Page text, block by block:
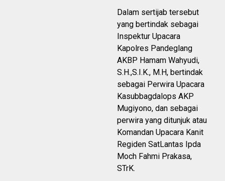
Dalam sertijab tersebut
yang bertindak sebagai
Inspektur Upacara
Kapolres Pandeglang
AKBP Hamam Wahyudi,
S.H.,S.I.K., M.H, bertindak
sebagai Perwira Upacara
Kasubbagdalops AKP
Mugiyono, dan sebagai
perwira yang ditunjuk atau
Komandan Upacara Kanit
Regiden SatLantas Ipda
Moch Fahmi Prakasa,
STrK.